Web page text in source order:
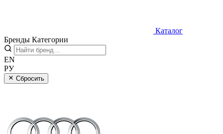
Каталог
Бренды Категории
EN
РУ
Сбросить